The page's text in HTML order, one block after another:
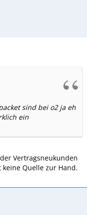
sind bei o2 ja eh
ein
Vertragsneukunden
Quelle zur Hand.